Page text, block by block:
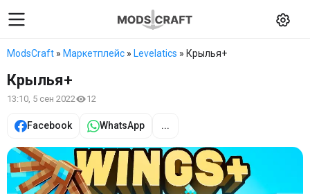
ModsCraft » Маркетплейс » Levelatics » Крылья+
Крылья+
13:10, 5 сен 2022 12
Facebook WhatsApp ...